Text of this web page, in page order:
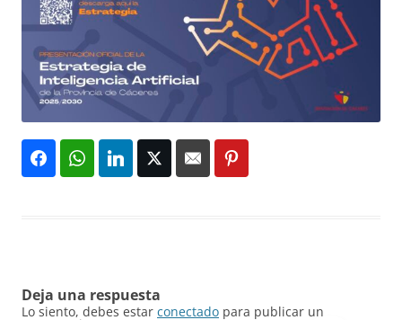
Deja una respuesta
Lo siento, debes estar conectado para publicar un